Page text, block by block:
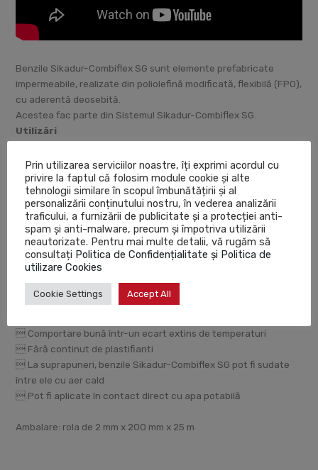
Benzile Sikadur-Combiflex SG sunt elemente prefabricate
impermeabile, realizate din poliolefină modificată, flexibilă (FPO),
cu aderentă deosebită.
Acestea fac parte din Sistemul Sikadur-Combiflex SG.
Utilizări
 Ca benzi de etanşare în cadrul Sistemului Sikadur-Combiflex
SG
Caracteristici / Avantaje
 Aderentă deosebită, fără a necesita activare la locul de
punere în operă
 Flexibilitate sporită
 Rezistentă la intemperii şi la apă
 Rezistentă la penetrarea rădăcinilor
 Rezistentă bună la multe solutii chimice
 Comportare bună într-un ecart extins de temperaturi
 Fără continut de plastifianti
 La suprapuneri, benzile Sikadur-Combiflex SG pot fi sudate
între ele cu aer cald
 Pot fi aplicate în contact direct cu apa potabilă
Ambalare: rola de 2 mm x 200 mm x 25 m
Prin utilizarea serviciilor noastre, îți exprimi acordul cu
privire la faptul că folosim module cookie și alte
tehnologii similare în scopul îmbunătățirii și al
personalizării conținutului nostru, în vederea analizării
traficului, a furnizării de publicitate și a protecției anti-
spam și anti-malware, precum și împotriva utilizării
neautorizate. Pentru mai multe detalii, vă rugăm să
consultați Politica de Confidențialitate și Politica de
utilizare Cookies
Cookie Settings Accept All